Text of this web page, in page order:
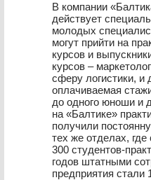
В компании
действует
молодых
могут прийти на
курсов и
курсов –
сферу логистики, и
оплачиваемая
до одного юноши и
на «Балтике»
получили
тех же отделах,
300 студентов-
годов штатными
предприятия стали